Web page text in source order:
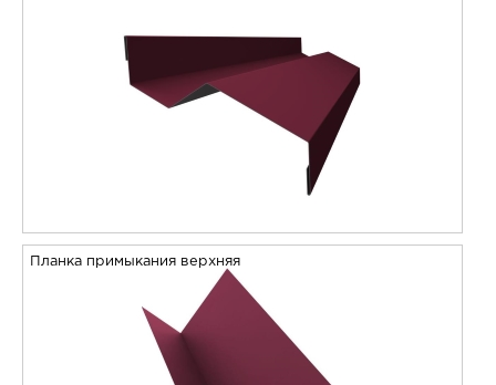
Планка примыкания верхняя